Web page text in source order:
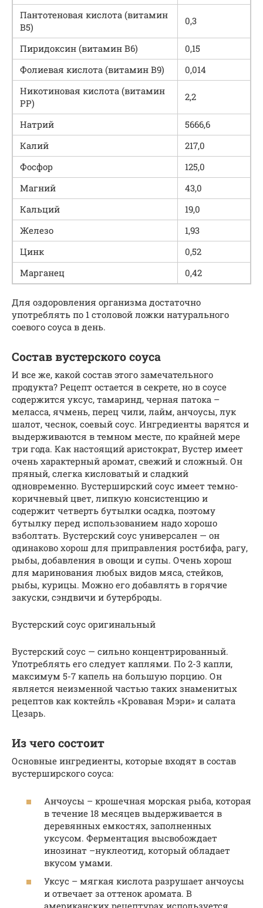
Пантотеновая кислота (витамин
В5)
0,3
Пиридоксин (витамин В6)
0,15
Фолиевая кислота (витамин В9)
0,014
Никотиновая кислота (витамин
РР)
2,2
Натрий
5666,6
Калий
217,0
Фосфор
125,0
Магний
43,0
Кальций
19,0
Железо
1,93
Цинк
0,52
Марганец
0,42
Для оздоровления организма достаточно
употреблять по 1 столовой ложки натурального
соевого соуса в день.
Состав вустерского соуса
И все же, какой состав этого замечательного
продукта? Рецепт остается в секрете, но в соусе
содержится уксус, тамаринд, черная патока –
меласса, ячмень, перец чили, лайм, анчоусы, лук
шалот, чеснок, соевый соус. Ингредиенты варятся и
выдерживаются в темном месте, по крайней мере
три года. Как настоящий аристократ, Вустер имеет
очень характерный аромат, свежий и сложный. Он
пряный, слегка кисловатый и сладкий
одновременно. Вустерширский соус имеет темно-
коричневый цвет, липкую консистенцию и
содержит четверть бутылки осадка, поэтому
бутылку перед использованием надо хорошо
взболтать. Вустерский соус универсален — он
одинаково хорош для приправления ростбифа, рагу,
рыбы, добавления в овощи и супы. Очень хорош
для маринования любых видов мяса, стейков,
рыбы, курицы. Можно его добавлять в горячие
закуски, сэндвичи и бутерброды.
Вустерский соус оригинальный
Вустерский соус — сильно концентрированный.
Употреблять его следует каплями. По 2-3 капли,
максимум 5-7 капель на большую порцию. Он
является неизменной частью таких знаменитых
рецептов как коктейль «Кровавая Мэри» и салата
Цезарь.
Из чего состоит
Основные ингредиенты, которые входят в состав
вустерширского соуса:
Анчоусы – крошечная морская рыба, которая
в течение 18 месяцев выдерживается в
деревянных емкостях, заполненных
уксусом. Ферментация высвобождает
инозинат –нуклеотид, который обладает
вкусом умами.
Уксус – мягкая кислота разрушает анчоусы
и отвечает за оттенок аромата. В
американских рецептурах используется